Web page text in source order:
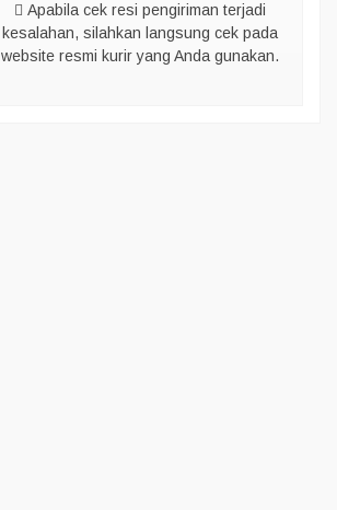
Apabila cek resi pengiriman terjadi
kesalahan, silahkan langsung cek pada
website resmi kurir yang Anda gunakan.